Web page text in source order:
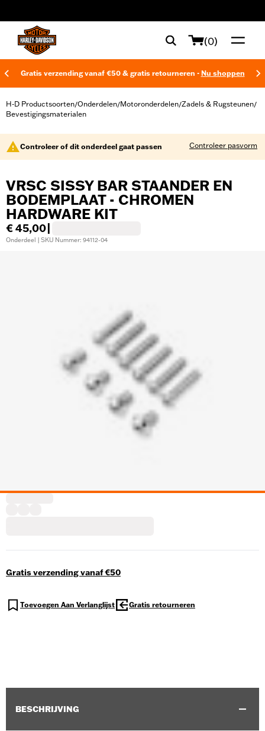
(0)
Gratis verzending vanaf €50 & gratis retourneren - Nu shoppen
H-D Productsoorten/Onderdelen/Motoronderdelen/Zadels & Rugsteunen/
Bevestigingsmaterialen
Controleer of dit onderdeel gaat passen Controleer pasvorm
VRSC SISSY BAR STAANDER EN
BODEMPLAAT - CHROMEN
HARDWARE KIT
€ 45,00
Onderdeel | SKU Nummer: 94112-04
Gratis verzending vanaf €50
Toevoegen Aan Verlanglijst Gratis retourneren
BESCHRIJVING